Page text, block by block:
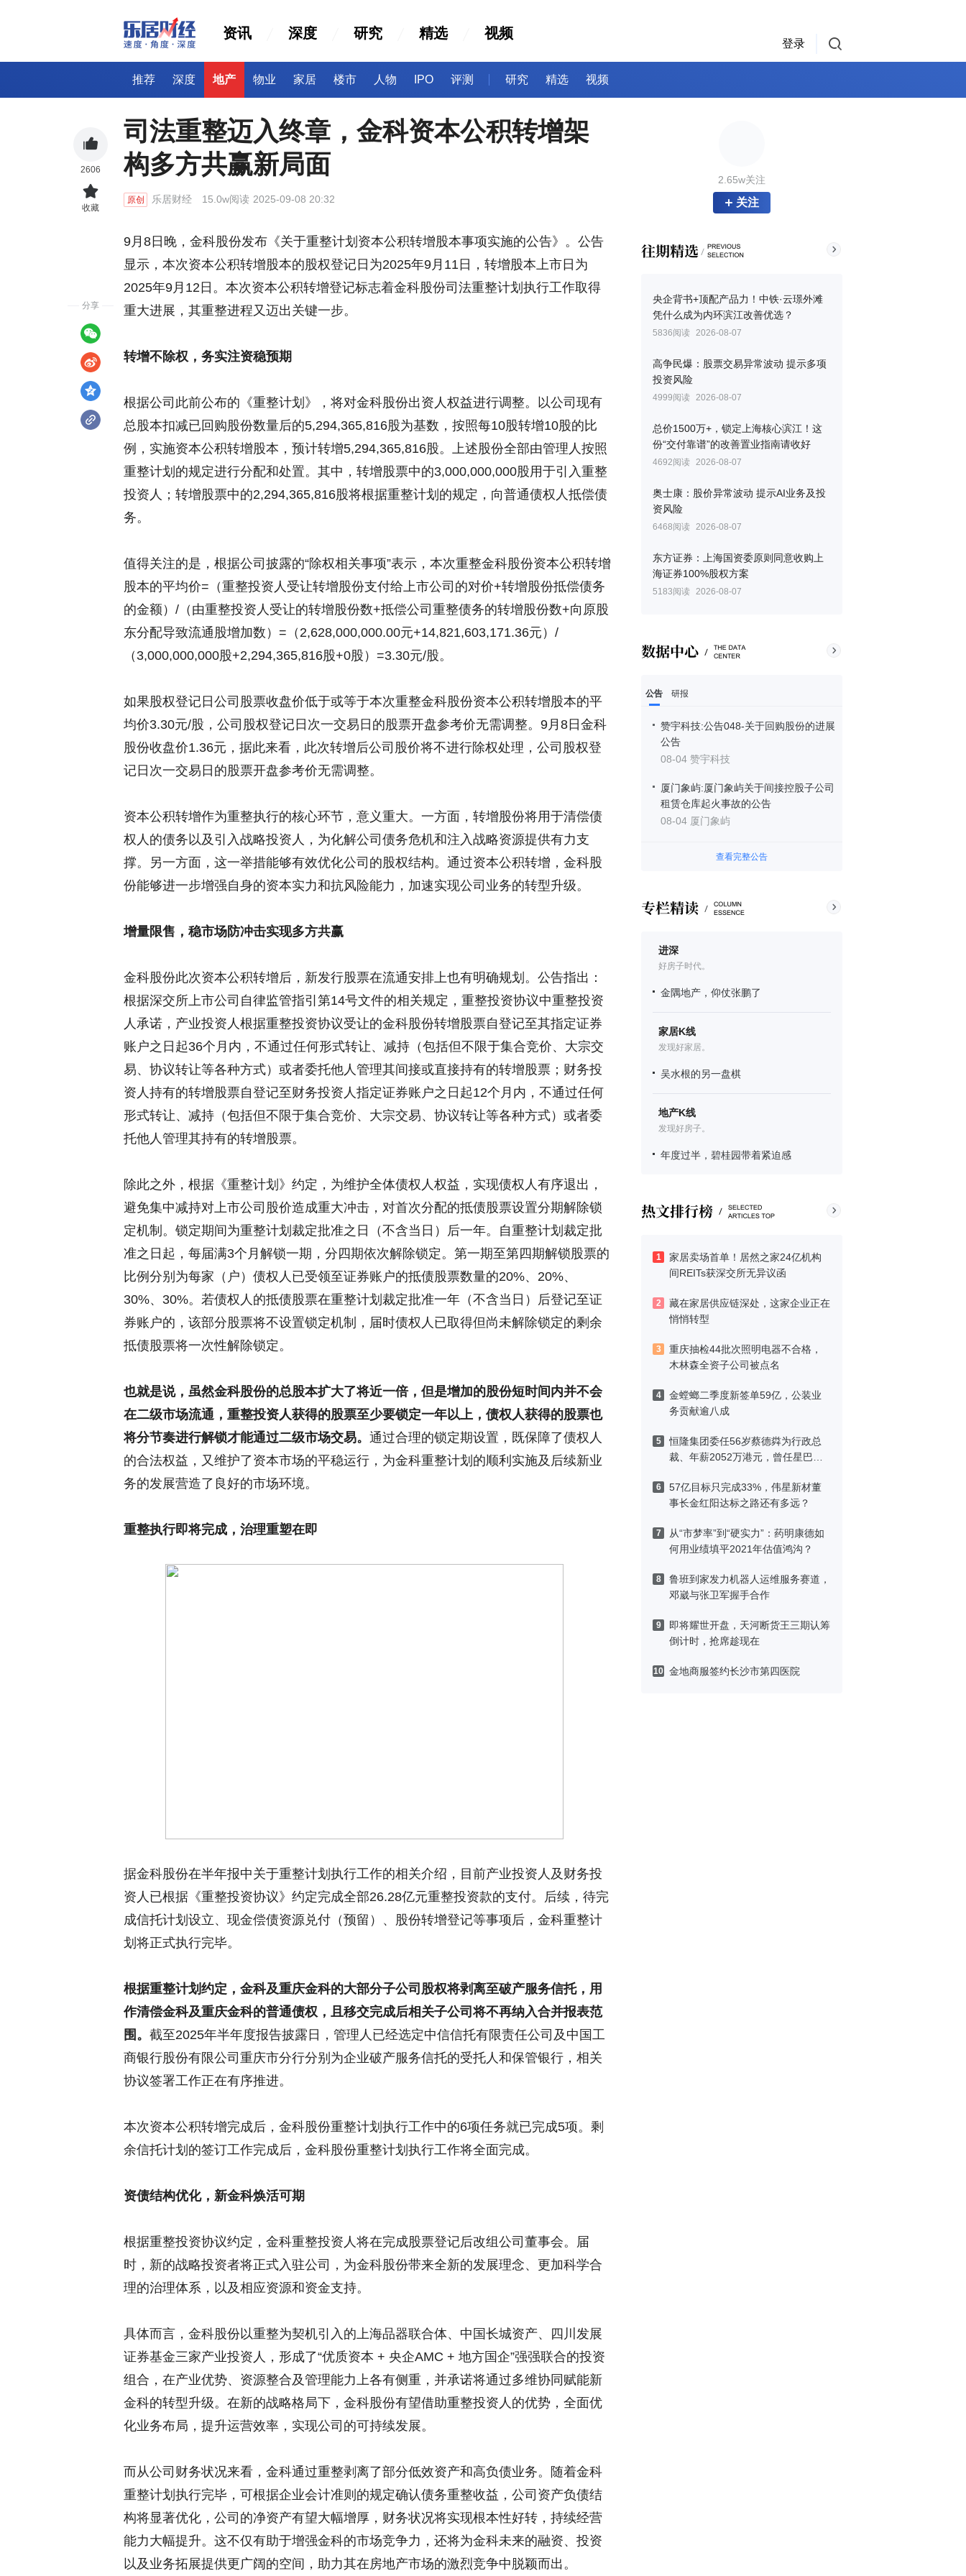
资讯 深度 研究 精选 视频
登录
推荐 深度 地产 物业 家居 楼市 人物 IPO 评测 研究 精选 视频
2.65w关注
关注
央企背书+顶配产品力！中铁·云璟外滩
凭什么成为内环滨江改善优选？
5836阅读 2026-08-07
高争民爆：股票交易异常波动 提示多项
投资风险
4999阅读 2026-08-07
总价1500万+，锁定上海核心滨江！这
份“交付靠谱”的改善置业指南请收好
4692阅读 2026-08-07
奥士康：股价异常波动 提示AI业务及投
资风险
6468阅读 2026-08-07
东方证券：上海国资委原则同意收购上
海证券100%股权方案
5183阅读 2026-08-07
公告 研报
赞宇科技:公告048-关于回购股份的进展
公告
08-04 赞宇科技
厦门象屿:厦门象屿关于间接控股子公司
租赁仓库起火事故的公告
08-04 厦门象屿
查看完整公告
进深
好房子时代。
金隅地产，仰仗张鹏了
家居K线
发现好家居。
吴水根的另一盘棋
地产K线
发现好房子。
年度过半，碧桂园带着紧迫感
1
家居卖场首单！居然之家24亿机构
间REITs获深交所无异议函
2
藏在家居供应链深处，这家企业正在
悄悄转型
3
重庆抽检44批次照明电器不合格，
木林森全资子公司被点名
4
金螳螂二季度新签单59亿，公装业
务贡献逾八成
5
恒隆集团委任56岁蔡德粦为行政总
裁、年薪2052万港元，曾任星巴克
6
57亿目标只完成33%，伟星新材董
事长金红阳达标之路还有多远？
7
从“市梦率”到“硬实力”：药明康德如
何用业绩填平2021年估值鸿沟？
8
鲁班到家发力机器人运维服务赛道，
邓崴与张卫军握手合作
9
即将耀世开盘，天河断货王三期认筹
倒计时，抢席趁现在
10 金地商服签约长沙市第四医院
司法重整迈入终章，金科资本公积转增架
构多方共赢新局面
原创 乐居财经 15.0w阅读 2025-09-08 20:32
9月8日晚，金科股份发布《关于重整计划资本公积转增股本事项实施的公告》。公告
显示，本次资本公积转增股本的股权登记日为2025年9月11日，转增股本上市日为
2025年9月12日。本次资本公积转增登记标志着金科股份司法重整计划执行工作取得
重大进展，其重整进程又迈出关键一步。
转增不除权，务实注资稳预期
根据公司此前公布的《重整计划》，将对金科股份出资人权益进行调整。以公司现有
总股本扣减已回购股份数量后的5,294,365,816股为基数，按照每10股转增10股的比
例，实施资本公积转增股本，预计转增5,294,365,816股。上述股份全部由管理人按照
重整计划的规定进行分配和处置。其中，转增股票中的3,000,000,000股用于引入重整
投资人；转增股票中的2,294,365,816股将根据重整计划的规定，向普通债权人抵偿债
务。
值得关注的是，根据公司披露的“除权相关事项”表示，本次重整金科股份资本公积转增
股本的平均价=（重整投资人受让转增股份支付给上市公司的对价+转增股份抵偿债务
的金额）/（由重整投资人受让的转增股份数+抵偿公司重整债务的转增股份数+向原股
东分配导致流通股增加数）=（2,628,000,000.00元+14,821,603,171.36元）/
（3,000,000,000股+2,294,365,816股+0股）=3.30元/股。
如果股权登记日公司股票收盘价低于或等于本次重整金科股份资本公积转增股本的平
均价3.30元/股，公司股权登记日次一交易日的股票开盘参考价无需调整。9月8日金科
股份收盘价1.36元，据此来看，此次转增后公司股价将不进行除权处理，公司股权登
记日次一交易日的股票开盘参考价无需调整。
资本公积转增作为重整执行的核心环节，意义重大。一方面，转增股份将用于清偿债
权人的债务以及引入战略投资人，为化解公司债务危机和注入战略资源提供有力支
撑。另一方面，这一举措能够有效优化公司的股权结构。通过资本公积转增，金科股
份能够进一步增强自身的资本实力和抗风险能力，加速实现公司业务的转型升级。
增量限售，稳市场防冲击实现多方共赢
金科股份此次资本公积转增后，新发行股票在流通安排上也有明确规划。公告指出：
根据深交所上市公司自律监管指引第14号文件的相关规定，重整投资协议中重整投资
人承诺，产业投资人根据重整投资协议受让的金科股份转增股票自登记至其指定证券
账户之日起36个月内，不通过任何形式转让、减持（包括但不限于集合竞价、大宗交
易、协议转让等各种方式）或者委托他人管理其间接或直接持有的转增股票；财务投
资人持有的转增股票自登记至财务投资人指定证券账户之日起12个月内，不通过任何
形式转让、减持（包括但不限于集合竞价、大宗交易、协议转让等各种方式）或者委
托他人管理其持有的转增股票。
除此之外，根据《重整计划》约定，为维护全体债权人权益，实现债权人有序退出，
避免集中减持对上市公司股价造成重大冲击，对首次分配的抵债股票设置分期解除锁
定机制。锁定期间为重整计划裁定批准之日（不含当日）后一年。自重整计划裁定批
准之日起，每届满3个月解锁一期，分四期依次解除锁定。第一期至第四期解锁股票的
比例分别为每家（户）债权人已受领至证券账户的抵债股票数量的20%、20%、
30%、30%。若债权人的抵债股票在重整计划裁定批准一年（不含当日）后登记至证
券账户的，该部分股票将不设置锁定机制，届时债权人已取得但尚未解除锁定的剩余
抵债股票将一次性解除锁定。
也就是说，虽然金科股份的总股本扩大了将近一倍，但是增加的股份短时间内并不会
在二级市场流通，重整投资人获得的股票至少要锁定一年以上，债权人获得的股票也
将分节奏进行解锁才能通过二级市场交易。 通过合理的锁定期设置，既保障了债权人
的合法权益，又维护了资本市场的平稳运行，为金科重整计划的顺利实施及后续新业
务的发展营造了良好的市场环境。
重整执行即将完成，治理重塑在即
据金科股份在半年报中关于重整计划执行工作的相关介绍，目前产业投资人及财务投
资人已根据《重整投资协议》约定完成全部26.28亿元重整投资款的支付。后续，待完
成信托计划设立、现金偿债资源兑付（预留）、股份转增登记等事项后，金科重整计
划将正式执行完毕。
根据重整计划约定，金科及重庆金科的大部分子公司股权将剥离至破产服务信托，用
作清偿金科及重庆金科的普通债权，且移交完成后相关子公司将不再纳入合并报表范
围。 截至2025年半年度报告披露日，管理人已经选定中信信托有限责任公司及中国工
商银行股份有限公司重庆市分行分别为企业破产服务信托的受托人和保管银行，相关
协议签署工作正在有序推进。
本次资本公积转增完成后，金科股份重整计划执行工作中的6项任务就已完成5项。剩
余信托计划的签订工作完成后，金科股份重整计划执行工作将全面完成。
资债结构优化，新金科焕活可期
根据重整投资协议约定，金科重整投资人将在完成股票登记后改组公司董事会。届
时，新的战略投资者将正式入驻公司，为金科股份带来全新的发展理念、更加科学合
理的治理体系，以及相应资源和资金支持。
具体而言，金科股份以重整为契机引入的上海品器联合体、中国长城资产、四川发展
证券基金三家产业投资人，形成了“优质资本 + 央企AMC + 地方国企”强强联合的投资
组合，在产业优势、资源整合及管理能力上各有侧重，并承诺将通过多维协同赋能新
金科的转型升级。在新的战略格局下，金科股份有望借助重整投资人的优势，全面优
化业务布局，提升运营效率，实现公司的可持续发展。
而从公司财务状况来看，金科通过重整剥离了部分低效资产和高负债业务。随着金科
重整计划执行完毕，可根据企业会计准则的规定确认债务重整收益，公司资产负债结
构将显著优化，公司的净资产有望大幅增厚，财务状况将实现根本性好转，持续经营
能力大幅提升。这不仅有助于增强金科的市场竞争力，还将为金科未来的融资、投资
以及业务拓展提供更广阔的空间，助力其在房地产市场的激烈竞争中脱颖而出。
2606
收藏
分享